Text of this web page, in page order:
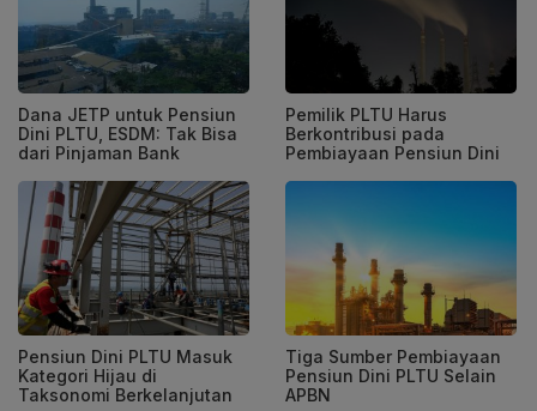
Dana JETP untuk Pensiun
Dini PLTU, ESDM: Tak Bisa
dari Pinjaman Bank
Pemilik PLTU Harus
Berkontribusi pada
Pembiayaan Pensiun Dini
Pensiun Dini PLTU Masuk
Kategori Hijau di
Taksonomi Berkelanjutan
Tiga Sumber Pembiayaan
Pensiun Dini PLTU Selain
APBN